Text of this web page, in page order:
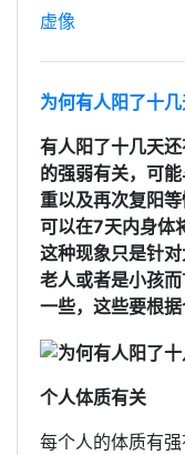
虚像
为何有人阳了十
有人阳了十几天
的强弱有关，可
重以及再次复阳
可以在7天内身体
这种现象只是针
老人或者是小孩
一些，这些要根据
个人体质有关
每个人的体质有